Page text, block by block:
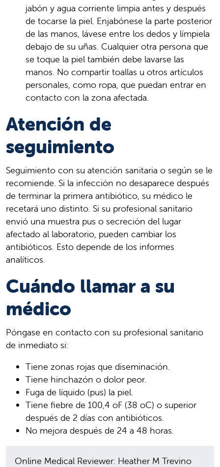
jabón y agua corriente limpia antes y después
de tocarse la piel. Enjabónese la parte posterior
de las manos, lávese entre los dedos y límpiela
debajo de su uñas. Cualquier otra persona que
se toque la piel también debe lavarse las
manos. No compartir toallas u otros artículos
personales, como ropa, que puedan entrar en
contacto con la zona afectada.
Atención de
seguimiento
Seguimiento con su atención sanitaria o según se le
recomiende. Si la infección no desaparece después
de terminar la primera antibiótico, su médico le
recetará uno distinto. Si su profesional sanitario
envió una muestra pus o secreción del lugar
afectado al laboratorio, pueden cambiar los
antibióticos. Esto depende de los informes
analíticos.
Cuándo llamar a su
médico
Póngase en contacto con su profesional sanitario
de inmediato si:
Tiene zonas rojas que diseminación.
Tiene hinchazón o dolor peor.
Fuga de líquido (pus) la piel.
Tiene fiebre de 100,4 oF (38 oC) o superior
después de 2 días con antibióticos.
No mejora después de 24 a 48 horas.
Online Medical Reviewer: Heather M Trevino